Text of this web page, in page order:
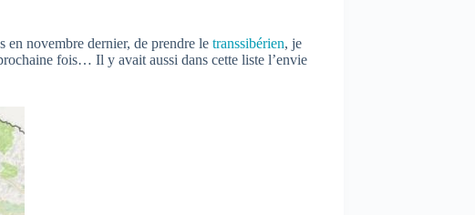
en novembre dernier, de prendre le transsibérien, je
fois… Il y avait aussi dans cette liste l’envie